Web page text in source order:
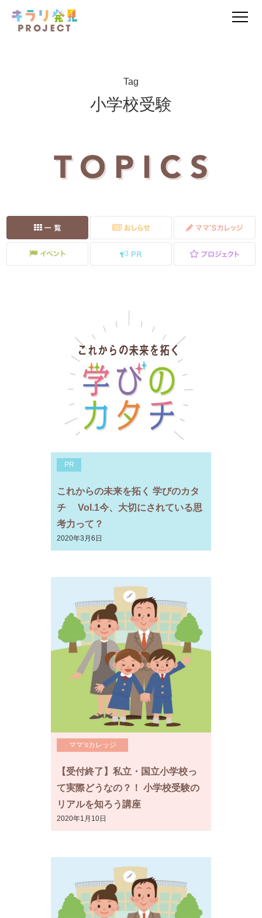
Tag
小学校受験
PR
これからの未来を拓く 学びのカタ
チ Vol.1今、大切にされている思
考力って？
2020年3月6日
ママ’sカレッジ
【受付終了】私立・国立小学校っ
て実際どうなの？！ 小学校受験の
リアルを知ろう講座
2020年1月10日